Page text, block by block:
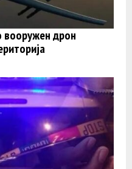
вооружен дрон